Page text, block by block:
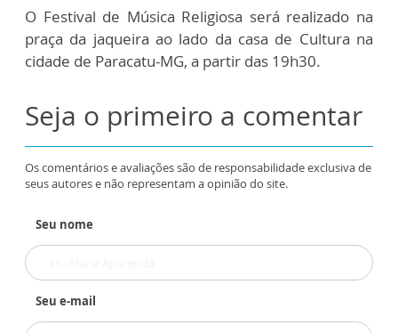
O Festival de Música Religiosa será realizado na
praça da jaqueira ao lado da casa de Cultura na
cidade de Paracatu-MG, a partir das 19h30.
Seja o primeiro a comentar
Os comentários e avaliações são de responsabilidade exclusiva de
seus autores e não representam a opinião do site.
Seu nome
Seu e-mail